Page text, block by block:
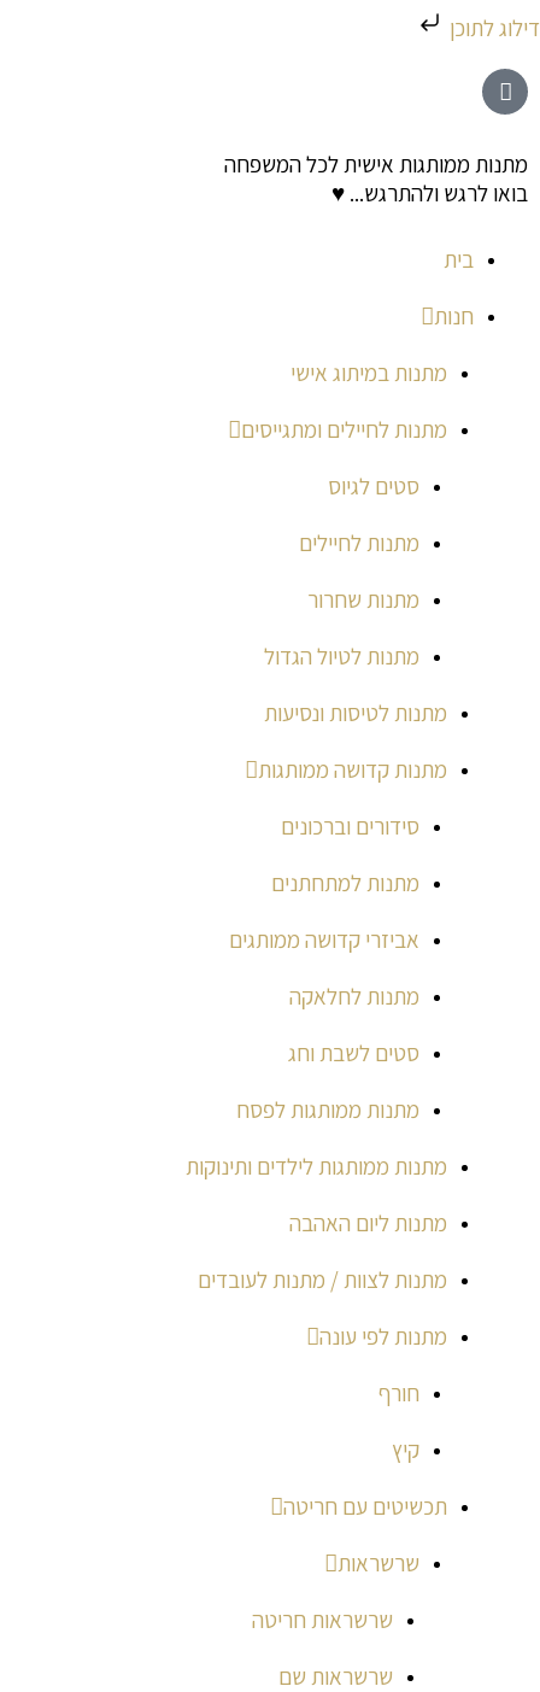
דילוג לתוכן
דילוג
לתוכן
מתנות ממותגות אישית לכל המשפחה
בואו לרגש ולהתרגש... ♥
בית
חנות
מתנות במיתוג אישי
מתנות לחיילים ומתגייסים
סטים לגיוס
מתנות לחיילים
מתנות שחרור
מתנות לטיול הגדול
מתנות לטיסות ונסיעות
מתנות קדושה ממותגות
סידורים וברכונים
מתנות למתחתנים
אביזרי קדושה ממותגים
מתנות לחלאקה
סטים לשבת וחג
מתנות ממותגות לפסח
מתנות ממותגות לילדים ותינוקות
מתנות ליום האהבה
מתנות לצוות / מתנות לעובדים
מתנות לפי עונה
חורף
קיץ
תכשיטים עם חריטה
שרשראות
שרשראות חריטה
שרשראות שם